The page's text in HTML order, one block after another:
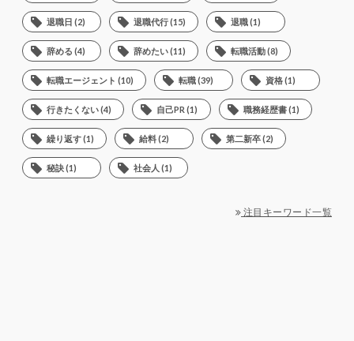
退職日 (2) 退職代行 (15) 退職 (1)
辞める (4) 辞めたい (11) 転職活動 (8)
転職エージェント (10) 転職 (39) 資格 (1)
行きたくない (4) 自己PR (1) 職務経歴書 (1)
繰り返す (1) 給料 (2) 第二新卒 (2)
秘訣 (1) 社会人 (1)
注目キーワード一覧